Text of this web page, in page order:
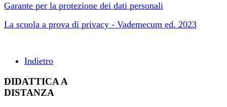
Garante per la protezione dei dati personali
La scuola a prova di privacy - Vademecum ed. 2023
Indietro
DIDATTICA A
DISTANZA